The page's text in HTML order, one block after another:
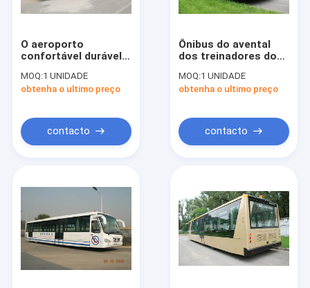
O aeroporto
confortável durável
roda DC24V de
7100mm 240W
MOQ:1 UNIDADE
obtenha o ultimo preço
contacto
Ônibus do avental
dos treinadores do
profissional 13 com
Cummins Engine
MOQ:1 UNIDADE
obtenha o ultimo preço
contacto